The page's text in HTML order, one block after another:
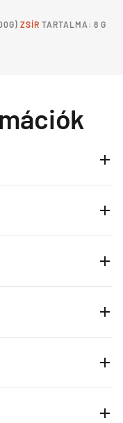
ZSÍR TARTALMA: 8 G